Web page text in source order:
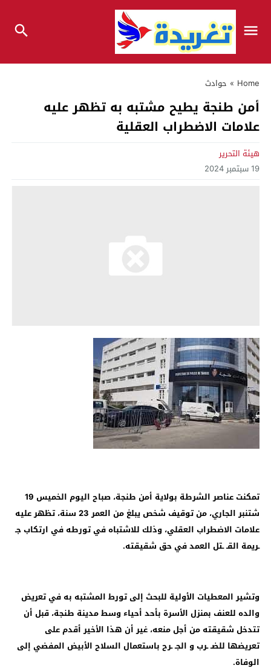
Home
» حوادث
أمن طنجة يطيح مشتبه به تظهر عليه
علامات الاضطراب العقلية
هيئة التحرير
19 سبتمبر 2024
تمكنت عناصر الشرطة بولاية أمن طنجة، صباح اليوم الخميس 19
شتنبر الجاري، من توقيف شخص يبلغ من العمر 23 سنة، تظهر عليه
علامات الاضطراب العقلي، وذلك للاشتباه في تورطه في ارتكاب جـ
ـريمة القـ ـتل العمد في حق شقيقته.
وتشير المعطيات الأولية للبحث إلى تورط المشتبه به في تعريض
والده للعنف بمنزل الأسرة بأحد أحياء وسط مدينة طنجة، قبل أن
تتدخل شقيقته من أجل منعه، غير أن هذا الأخير أقدم على
تعريضها للضـ ـرب و الجـ ـرح باستعمال السلاح الأبيض المفضي إلى
الوفاة.